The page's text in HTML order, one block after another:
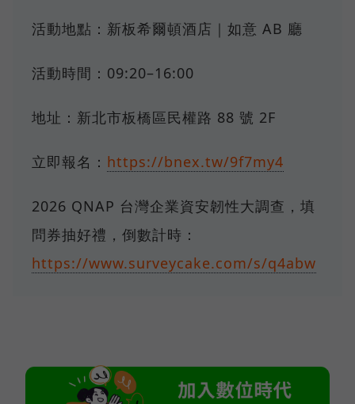
活動地點：新板希爾頓酒店｜如意 AB 廳
活動時間：09:20–16:00
地址：新北市板橋區民權路 88 號 2F
立即報名： https://bnex.tw/9f7my4
2026 QNAP 台灣企業資安韌性大調查，填
問券抽好禮，倒數計時：
https://www.surveycake.com/s/q4abw